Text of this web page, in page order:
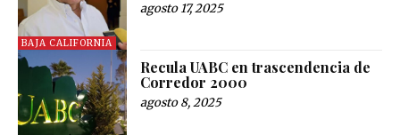
BAJA CALIFORNIA
agosto 17, 2025
Recula UABC en trascendencia de
Corredor 2000
agosto 8, 2025